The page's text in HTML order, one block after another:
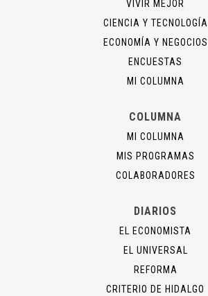
VIVIR MEJOR
CIENCIA Y TECNOLOGÍA
ECONOMÍA Y NEGOCIOS
ENCUESTAS
MI COLUMNA
COLUMNA
MI COLUMNA
MIS PROGRAMAS
COLABORADORES
DIARIOS
EL ECONOMISTA
EL UNIVERSAL
REFORMA
CRITERIO DE HIDALGO